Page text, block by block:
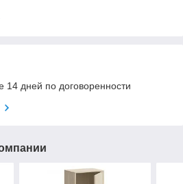
14 дней по договоренности